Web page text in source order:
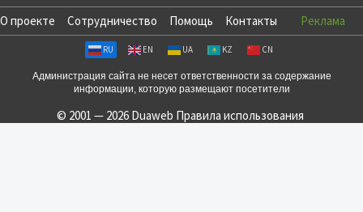
О проекте Сотрудничество Помощь Контакты Реклама
RU EN UA KZ CN
Администрация сайта не несет ответственности за содержание
информации, которую размещают посетители
© 2001 — 2026 Duaweb Правила использования